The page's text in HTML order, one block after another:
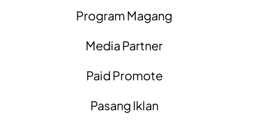
Program Magang
Media Partner
Paid Promote
Pasang Iklan